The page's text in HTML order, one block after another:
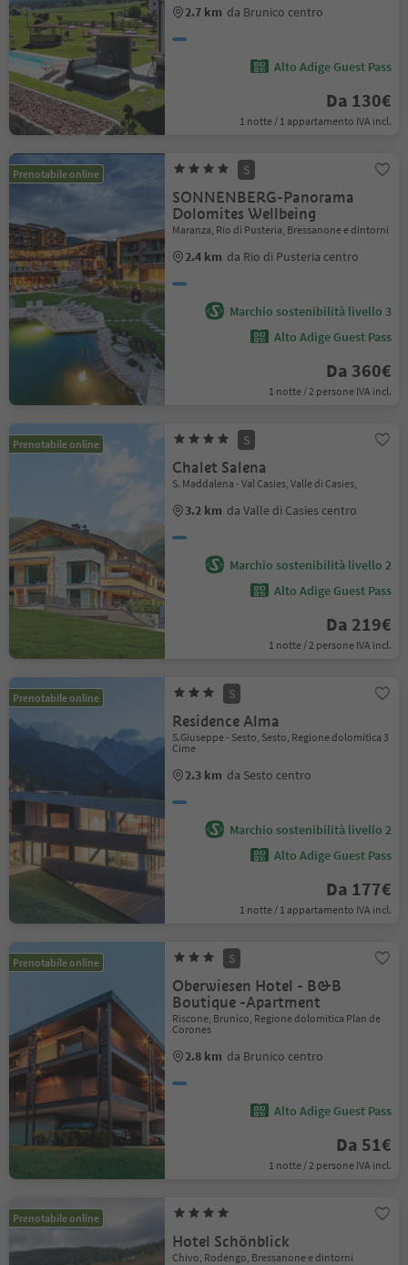
2.7 km da Brunico centro
Alto Adige Guest Pass
Da 130€
1 notte / 1 appartamento IVA incl.
Prenotabile online S
SONNENBERG-Panorama
Dolomites Wellbeing
Maranza, Rio di Pusteria, Bressanone e dintorni
2.4 km da Rio di Pusteria centro
Marchio sostenibilità livello 3
Alto Adige Guest Pass
Da 360€
1 notte / 2 persone IVA incl.
Prenotabile online S
Chalet Salena
S. Maddalena - Val Casies, Valle di Casies,
3.2 km da Valle di Casies centro
Marchio sostenibilità livello 2
Alto Adige Guest Pass
Da 219€
1 notte / 2 persone IVA incl.
Prenotabile online S
Residence Alma
S.Giuseppe - Sesto, Sesto, Regione dolomitica 3
Cime
2.3 km da Sesto centro
Marchio sostenibilità livello 2
Alto Adige Guest Pass
Da 177€
1 notte / 1 appartamento IVA incl.
Prenotabile online S
Oberwiesen Hotel - B&B
Boutique -Apartment
Riscone, Brunico, Regione dolomitica Plan de
Corones
2.8 km da Brunico centro
Alto Adige Guest Pass
Da 51€
1 notte / 2 persone IVA incl.
Prenotabile online
Hotel Schönblick
Chivo, Rodengo, Bressanone e dintorni